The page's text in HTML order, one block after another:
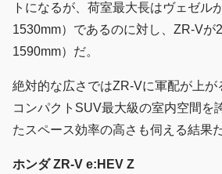
トになるが、荷室最大長はヴェゼル
1530mm）であるのに対し、ZR-Vが
1590mm）だ。
絶対的な広さではZR-Vに軍配が上が
コンパクトSUV最大級の室内空間を
たスペース効率の高さも伺える結果だ
ホンダ ZR-V e:HEV Z